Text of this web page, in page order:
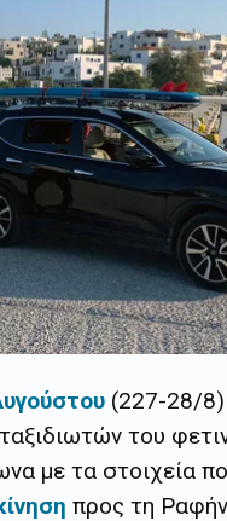
(227-28/
του
με τα στοιχεία
προς τη